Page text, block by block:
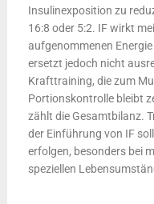
Insulinexposition zu
16:8 oder 5:2. IF wirkt
aufgenommenen
ersetzt jedoch nicht
Krafttraining, die zum
Portionskontrolle bleibt
zählt die Gesamtbilanz.
der Einführung von IF
erfolgen, besonders bei
speziellen